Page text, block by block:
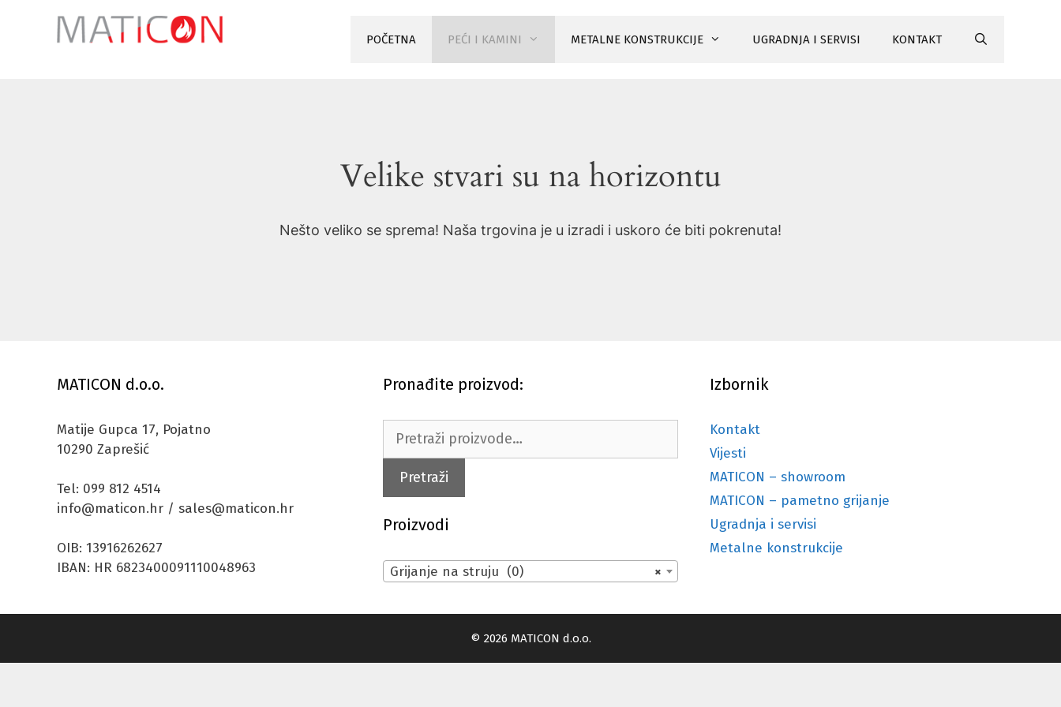
POČETNA PEĆI I KAMINI METALNE KONSTRUKCIJE UGRADNJA I SERVISI KONTAKT
Velike stvari su na horizontu
Nešto veliko se sprema! Naša trgovina je u izradi i uskoro će biti pokrenuta!
MATICON d.o.o.
Matije Gupca 17, Pojatno
10290 Zaprešić
Tel: 099 812 4514
info@maticon.hr / sales@maticon.hr
OIB: 13916262627
IBAN: HR 6823400091110048963
Pronađite proizvod:
Pretraži
Proizvodi
×
Grijanje na struju (0)
Izbornik
Kontakt
Vijesti
MATICON – showroom
MATICON – pametno grijanje
Ugradnja i servisi
Metalne konstrukcije
© 2026 MATICON d.o.o.